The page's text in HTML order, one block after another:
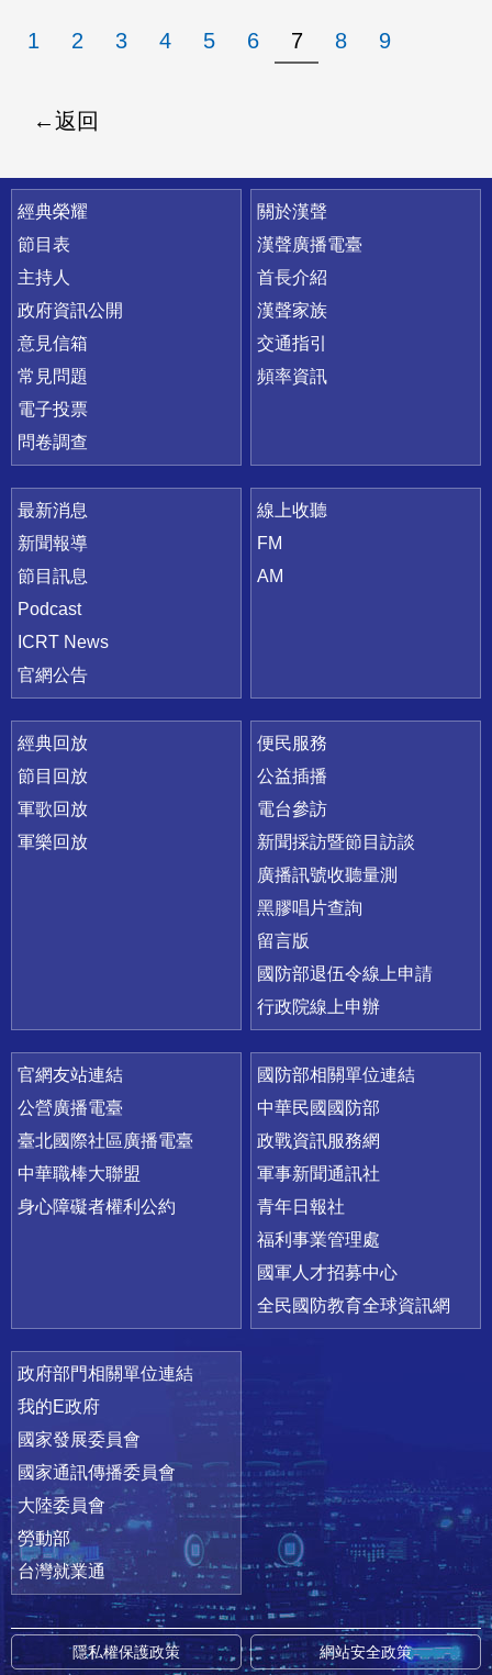
1 2 3 4 5 6 7 8 9
返回
快速連結
經典榮耀
節目表
主持人
政府資訊公開
意見信箱
常見問題
電子投票
問卷調查
關於漢聲
漢聲廣播電臺
首長介紹
漢聲家族
交通指引
頻率資訊
最新消息
新聞報導
節目訊息
Podcast
ICRT News
官網公告
線上收聽
FM
AM
經典回放
節目回放
軍歌回放
軍樂回放
便民服務
公益插播
電台參訪
新聞採訪暨節目訪談
廣播訊號收聽量測
黑膠唱片查詢
留言版
國防部退伍令線上申請
行政院線上申辦
官網友站連結
公營廣播電臺
臺北國際社區廣播電臺
中華職棒大聯盟
身心障礙者權利公約
國防部相關單位連結
中華民國國防部
政戰資訊服務網
軍事新聞通訊社
青年日報社
福利事業管理處
國軍人才招募中心
全民國防教育全球資訊網
政府部門相關單位連結
我的E政府
國家發展委員會
國家通訊傳播委員會
大陸委員會
勞動部
台灣就業通
隱私權保護政策 網站安全政策